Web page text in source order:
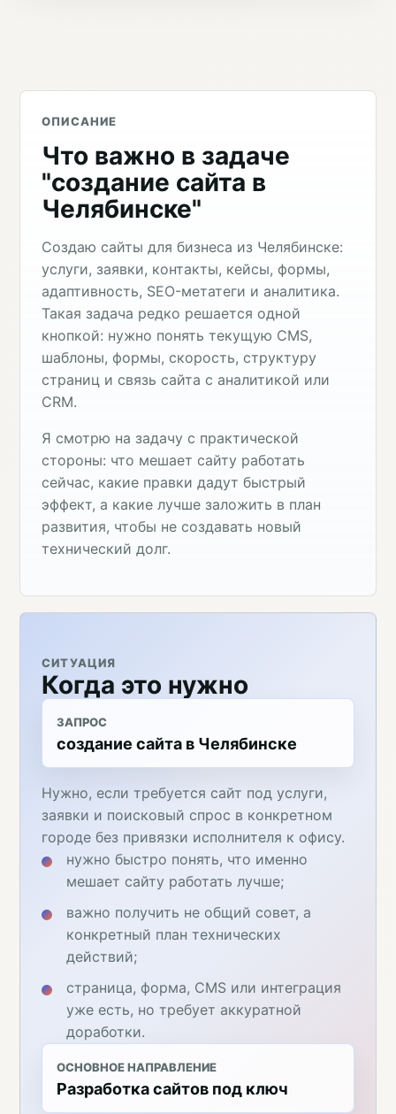
ОПИСАНИЕ
Что важно в задаче
"создание сайта в
Челябинске"
Создаю сайты для бизнеса из Челябинске:
услуги, заявки, контакты, кейсы, формы,
адаптивность, SEO-метатеги и аналитика.
Такая задача редко решается одной
кнопкой: нужно понять текущую CMS,
шаблоны, формы, скорость, структуру
страниц и связь сайта с аналитикой или
CRM.
Я смотрю на задачу с практической
стороны: что мешает сайту работать
сейчас, какие правки дадут быстрый
эффект, а какие лучше заложить в план
развития, чтобы не создавать новый
технический долг.
СИТУАЦИЯ
Когда это нужно
ЗАПРОС
создание сайта в Челябинске
Нужно, если требуется сайт под услуги,
заявки и поисковый спрос в конкретном
городе без привязки исполнителя к офису.
нужно быстро понять, что именно
мешает сайту работать лучше;
важно получить не общий совет, а
конкретный план технических
действий;
страница, форма, CMS или интеграция
уже есть, но требует аккуратной
доработки.
ОСНОВНОЕ НАПРАВЛЕНИЕ
Разработка сайтов под ключ